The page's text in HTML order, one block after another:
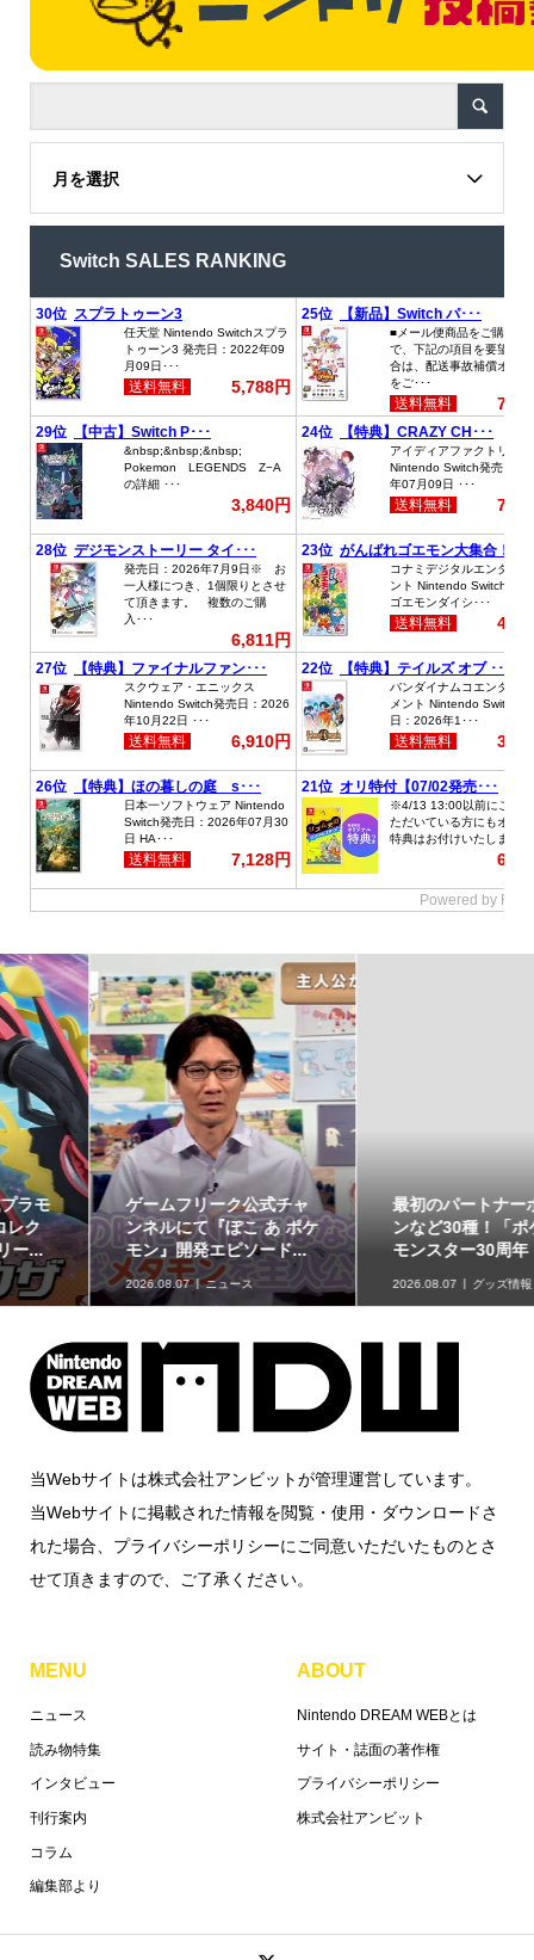
月を選択
Switch SALES RANKING
最初のパートナーポケモ
ンなど30種！「ポケット
モンスター30周年 ミニ...
2026.08.07 グッズ情報
ポケモンの姿のソフビ貯
金箱「ポケモンコインバ
ンク」に、ゲンガーな...
2026.08.07 グッズ情報
当Webサイトは株式会社アンビットが管理運営しています。
当Webサイトに掲載された情報を閲覧・使用・ダウンロードさ
れた場合、プライバシーポリシーにご同意いただいたものとさ
せて頂きますので、ご了承ください。
MENU
ニュース
読み物特集
インタビュー
刊行案内
コラム
編集部より
ABOUT
Nintendo DREAM WEBとは
サイト・誌面の著作権
プライバシーポリシー
株式会社アンビット